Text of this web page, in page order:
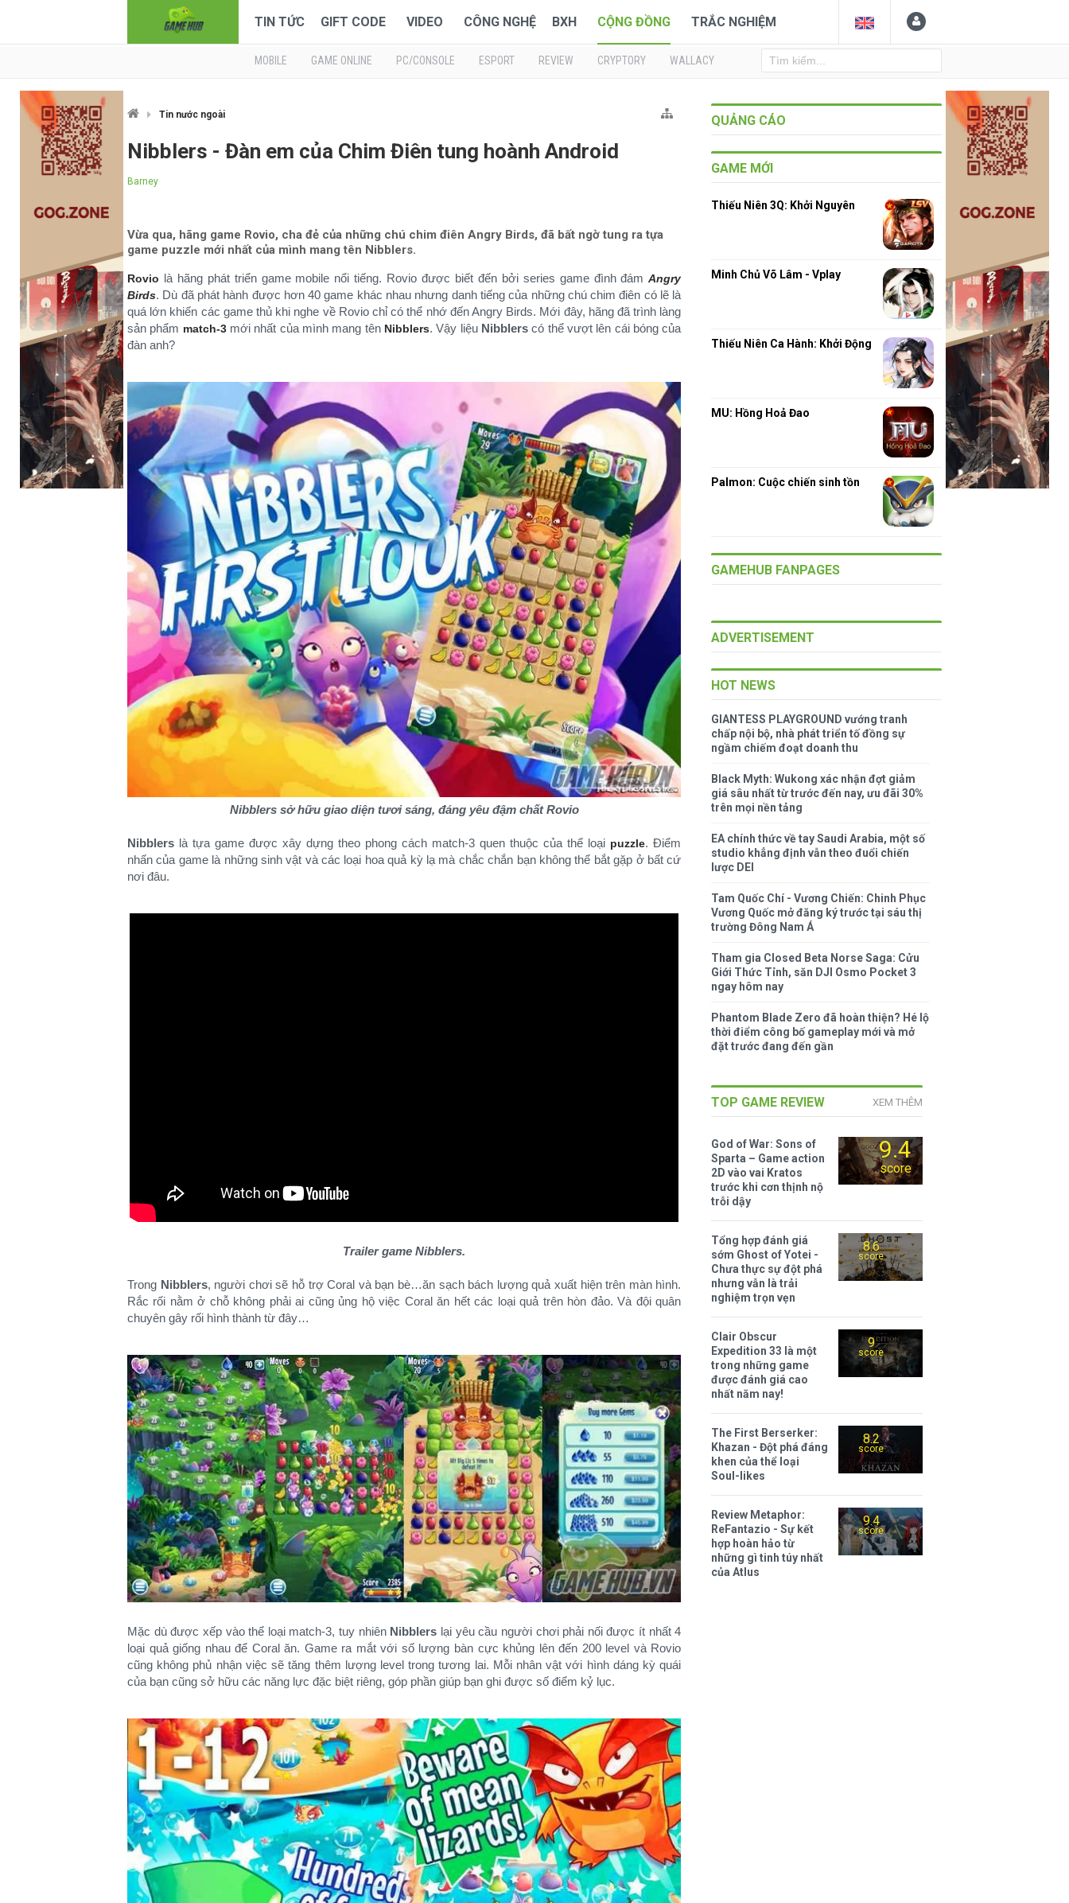
TIN TỨC GIFT CODE VIDEO CÔNG NGHỆ BXH CỘNG ĐỒNG TRẮC NGHIỆM
MOBILE GAME ONLINE PC/CONSOLE ESPORT REVIEW CRYPTORY WALLACY
Tin nước ngoài
Nibblers - Đàn em của Chim Điên tung hoành Android
Barney
Vừa qua, hãng game Rovio, cha đẻ của những chú chim điên Angry Birds, đã bất ngờ tung ra tựa
game puzzle mới nhất của mình mang tên Nibblers.
Rovio là hãng phát triển game mobile nổi tiếng. Rovio được biết đến bởi series game đình đámAngry
Birds. Dù đã phát hành được hơn 40 game khác nhau nhưng danh tiếng của những chú chim điên có lẽ là
quá lớn khiến các game thủ khi nghe về Rovio chỉ có thể nhớ đến Angry Birds. Mới đây, hãng đã trình làng
sản phẩm match-3mới nhất của mình mang tên Nibblers. Vậy liệu Nibblers có thể vượt lên cái bóng của
đàn anh?
Nibblers sở hữu giao diện tươi sáng, đáng yêu đậm chất Rovio
Nibblers là tựa game được xây dựng theo phong cách match-3 quen thuộc của thể loại puzzle. Điểm
nhấn của game là những sinh vật và các loại hoa quả kỳ lạ mà chắc chắn bạn không thể bắt gặp ở bất cứ
nơi đâu.
Trailer game Nibblers.
Trong Nibblers, người chơi sẽ hỗ trợ Coral và bạn bè…ăn sạch bách lượng quả xuất hiện trên màn hình.
Rắc rối nằm ở chỗ không phải ai cũng ủng hộ việc Coral ăn hết các loại quả trên hòn đảo. Và đội quân
chuyên gây rối hình thành từ đây…
Mặc dù được xếp vào thể loại match-3, tuy nhiên Nibblers lại yêu cầu người chơi phải nối được ít nhất 4
loại quả giống nhau để Coral ăn. Game ra mắt với số lượng bàn cực khủng lên đến 200 level và Rovio
cũng không phủ nhận việc sẽ tăng thêm lượng level trong tương lai. Mỗi nhân vật với hình dáng kỳ quái
của bạn cũng sở hữu các năng lực đặc biệt riêng, góp phần giúp bạn ghi được số điểm kỷ lục.
QUẢNG CÁO
GAME MỚI
Thiếu Niên 3Q: Khởi Nguyên
Minh Chủ Võ Lâm - Vplay
Thiếu Niên Ca Hành: Khởi Động
MU: Hồng Hoả Đao
Palmon: Cuộc chiến sinh tồn
GAMEHUB FANPAGES
ADVERTISEMENT
HOT NEWS
GIANTESS PLAYGROUND vướng tranh
chấp nội bộ, nhà phát triển tố đồng sự
ngầm chiếm đoạt doanh thu
Black Myth: Wukong xác nhận đợt giảm
giá sâu nhất từ trước đến nay, ưu đãi 30%
trên mọi nền tảng
EA chính thức về tay Saudi Arabia, một số
studio khẳng định vẫn theo đuổi chiến
lược DEI
Tam Quốc Chí - Vương Chiến: Chinh Phục
Vương Quốc mở đăng ký trước tại sáu thị
trường Đông Nam Á
Tham gia Closed Beta Norse Saga: Cửu
Giới Thức Tỉnh, săn DJI Osmo Pocket 3
ngay hôm nay
Phantom Blade Zero đã hoàn thiện? Hé lộ
thời điểm công bố gameplay mới và mở
đặt trước đang đến gần
TOP GAME REVIEW XEM THÊM
9.4
score
God of War: Sons of
Sparta – Game action
2D vào vai Kratos
trước khi cơn thịnh nộ
trỗi dậy
8.6
score
Tổng hợp đánh giá
sớm Ghost of Yotei -
Chưa thực sự đột phá
nhưng vẫn là trải
nghiệm trọn vẹn
9
score
Clair Obscur
Expedition 33 là một
trong những game
được đánh giá cao
nhất năm nay!
8.2
score
The First Berserker:
Khazan - Đột phá đáng
khen của thể loại
Soul-likes
9.4
score
Review Metaphor:
ReFantazio - Sự kết
hợp hoàn hảo từ
những gì tinh túy nhất
của Atlus